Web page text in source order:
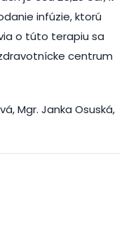
infúzie, ktorú
o túto terapiu sa
centrum
Mgr. Janka Osuská,